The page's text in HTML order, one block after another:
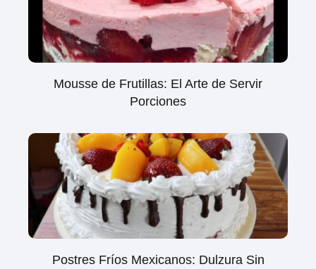
Mousse de Frutillas: El Arte de Servir
Porciones
Postres Fríos Mexicanos: Dulzura Sin